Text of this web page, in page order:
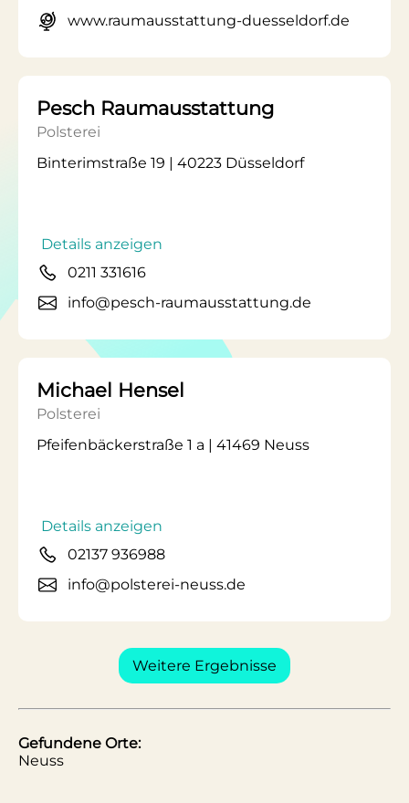
www.raumausstattung-duesseldorf.de
Pesch Raumausstattung
Polsterei
Binterimstraße 19 | 40223 Düsseldorf
Details anzeigen
0211 331616
info@pesch-raumausstattung.de
Michael Hensel
Polsterei
Pfeifenbäckerstraße 1 a | 41469 Neuss
Details anzeigen
02137 936988
info@polsterei-neuss.de
Weitere Ergebnisse
Gefundene Orte:
Neuss